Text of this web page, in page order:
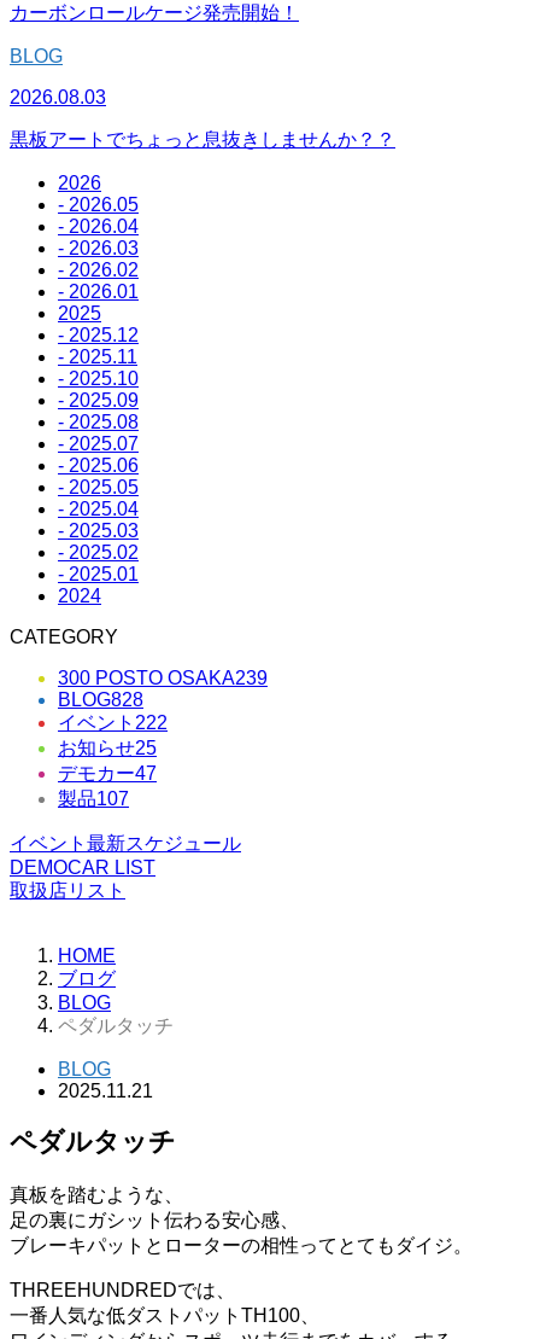
カーボンロールケージ発売開始！
BLOG
2026.08.03
黒板アートでちょっと息抜きしませんか？？
2026
- 2026.05
- 2026.04
- 2026.03
- 2026.02
- 2026.01
2025
- 2025.12
- 2025.11
- 2025.10
- 2025.09
- 2025.08
- 2025.07
- 2025.06
- 2025.05
- 2025.04
- 2025.03
- 2025.02
- 2025.01
2024
CATEGORY
300 POSTO OSAKA239
BLOG828
イベント 222
お知らせ25
デモカー47
製品107
イベント最新スケジュール
DEMOCAR LIST
取扱店リスト
HOME
ブログ
BLOG
ペダルタッチ
BLOG
2025.11.21
ペダルタッチ
真板を踏むような、
足の裏にガシット伝わる安心感、
ブレーキパットとローターの相性ってとてもダイジ。
THREEHUNDREDでは、
一番人気な低ダストパットTH100、